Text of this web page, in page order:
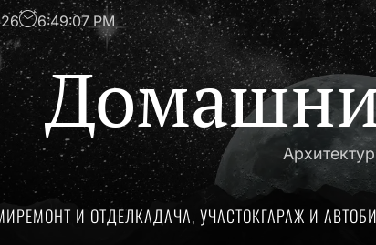
6:49:08 PM
РЕМОНТ И ОТДЕЛКАДАЧА, УЧАСТОКГАРАЖ И АВТО